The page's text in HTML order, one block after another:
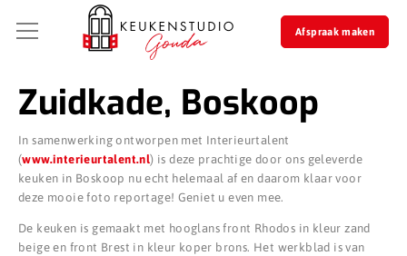
Afspraak maken
Zuidkade, Boskoop
In samenwerking ontworpen met Interieurtalent
(www.interieurtalent.nl) is deze prachtige door ons geleverde
keuken in Boskoop nu echt helemaal af en daarom klaar voor
deze mooie foto reportage! Geniet u even mee.
De keuken is gemaakt met hooglans front Rhodos in kleur zand
beige en front Brest in kleur koper brons. Het werkblad is van